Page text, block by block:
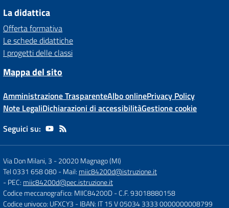
La didattica
Offerta formativa
Le schede didattiche
I progetti delle classi
Mappa del sito
Amministrazione TrasparenteAlbo onlinePrivacy Policy
Note LegaliDichiarazioni di accessibilitàGestione cookie
Seguici su:
Via Don Milani, 3 -20020 Magnago (MI)
Tel 0331 658 080- Mail: miic84200d@istruzione.it
- PEC: miic84200d@pec.istruzione.it
Codice meccanografico: MIIC84200D- C.F. 93018880158
Codice univoco: UFXCY3 - IBAN: IT 15 V 05034 3333 0000000008799